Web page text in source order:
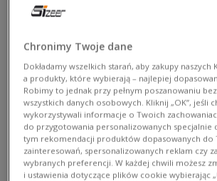
Jesień pod znakiem
Chronimy Twoje dane
Dokładamy wszelkich starań, aby zakupy naszych
a produkty, które wybierają – najlepiej
Robimy to jednak przy pełnym poszanowaniu
wszystkich danych osobowych. Kliknij „OK”, jeśli
wykorzystywali informacje o Twoich
do przygotowania personalizowanych specjalnie
tym rekomendacji produktów dopasowanych do
zainteresowań, spersonalizowanych reklam czy
wybranych preferencji. W każdej chwili możesz
i ustawienia dotyczące plików cookie wybierając